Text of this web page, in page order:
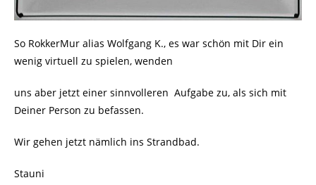
So RokkerMur alias Wolfgang K., es war schön mit Dir ein
wenig virtuell zu spielen, wenden
uns aber jetzt einer sinnvolleren Aufgabe zu, als sich mit
Deiner Person zu befassen.
Wir gehen jetzt nämlich ins Strandbad.
Stauni